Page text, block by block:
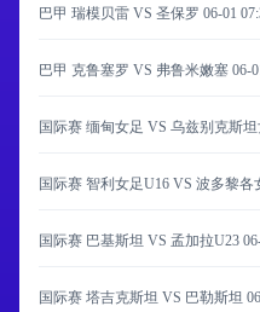
巴甲 瑞模贝雷 VS 圣保罗 06-01
巴甲 克鲁塞罗 VS 弗鲁米嫩塞 06-
国际赛 缅甸女足 VS 乌兹别克斯坦
国际赛 智利女足U16 VS 波多黎各
国际赛 巴基斯坦 VS 孟加拉U23
国际赛 塔吉克斯坦 VS 巴勒斯坦